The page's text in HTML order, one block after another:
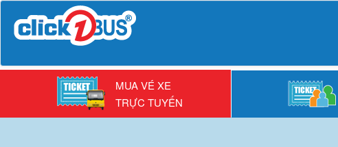
MUA VÉ XE
TRỰC TUYẾN